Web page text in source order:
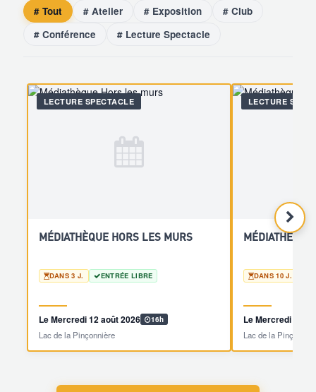
# Tout # Atelier # Exposition
# Club
# Conférence
# Lecture Spectacle
LECTURE SPECTACLE
MÉDIATHÈQUE HORS LES MURS
DANS 3 J. ENTRÉE LIBRE
Le Mercredi 12 août 2026 16h
Lac de la Pinçonnière
LECTURE
DANS 10 J.
Le Mercredi 19
Lac de la